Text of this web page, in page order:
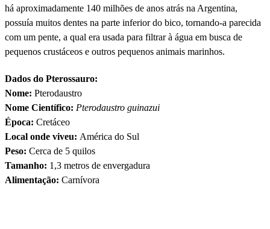
há aproximadamente 140 milhões de anos atrás na Argentina,
possuía muitos dentes na parte inferior do bico, tornando-a parecida
com um pente, a qual era usada para filtrar à água em busca de
pequenos crustáceos e outros pequenos animais marinhos.
Dados do Pterossauro:
Nome: Pterodaustro
Nome Científico: Pterodaustro guinazui
Época: Cretáceo
Local onde viveu: América do Sul
Peso: Cerca de 5 quilos
Tamanho: 1,3 metros de envergadura
Alimentação: Carnívora